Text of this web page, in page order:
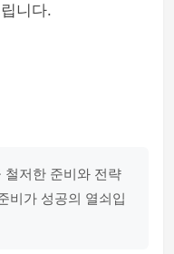
니다.
철저한 준비와 전략
비가 성공의 열쇠입